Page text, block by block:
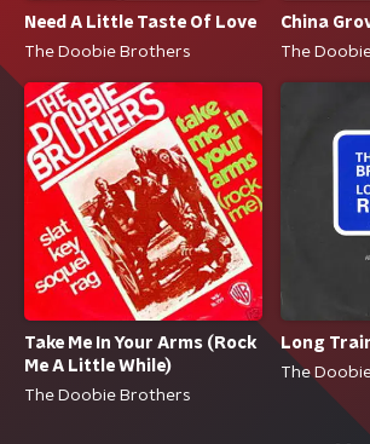
Need A Little Taste Of Love
The Doobie Brothers
China
The
Take Me In Your Arms (Rock
Me A Little While)
The Doobie Brothers
Long
The